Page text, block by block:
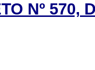
Nº 570,